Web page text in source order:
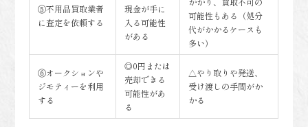
⑤不用品買取業者
に査定を依頼する
現金が手に
入る可能性
がある
可能性もある（処分
代がかかるケースも
多い）
⑥オークションや
ジモティーを利用
する
◎0円または
売却できる
可能性があ
る
△やり取りや発送、
受け渡しの手間がか
かる